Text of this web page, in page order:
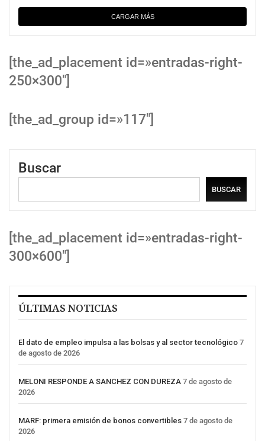
CARGAR MÁS
[the_ad_placement id=»entradas-right-
250×300″]
[the_ad_group id=»117″]
Buscar
BUSCAR
[the_ad_placement id=»entradas-right-
300×600″]
ÚLTIMAS NOTICIAS
El dato de empleo impulsa a las bolsas y al sector tecnológico 7
de agosto de 2026
MELONI RESPONDE A SANCHEZ CON DUREZA 7 de agosto de
2026
MARF: primera emisión de bonos convertibles 7 de agosto de
2026